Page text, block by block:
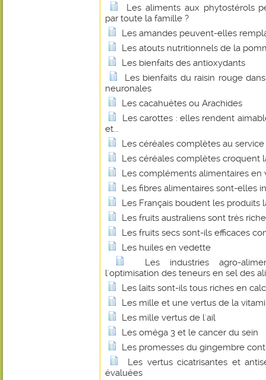
Les aliments aux phytostérols
par toute la famille ?
Les amandes peuvent-elles
Les atouts nutritionnels de la
Les bienfaits des antioxydants
Les bienfaits du raisin rouge
neuronales
Les cacahuètes ou Arachides
Les carottes : elles rendent
et...
Les céréales complètes au
Les céréales complètes croquent
Les compléments alimentaires en
Les fibres alimentaires sont-elles
Les Français boudent les produits
Les fruits australiens sont très
Les fruits secs sont-ils efficaces
Les huiles en vedette
Les industries agro-
l'optimisation des teneurs en sel des
Les laits sont-ils tous riches en
Les mille et une vertus de la
Les mille vertus de l'ail
Les oméga 3 et le cancer du sein
Les promesses du gingembre
Les vertus cicatrisantes et
évaluées